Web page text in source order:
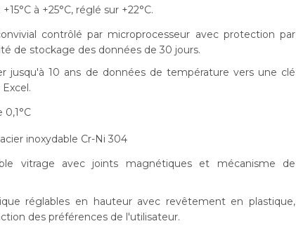
à +25°C, réglé sur +22°C.
contrôlé par microprocesseur avec protection par
de stockage des données de 30 jours.
jusqu'à 10 ans de données de température vers une clé
inoxydable Cr-Ni 304
vitrage avec joints magnétiques et mécanisme de
réglables en hauteur avec revêtement en plastique,
des préférences de l'utilisateur.